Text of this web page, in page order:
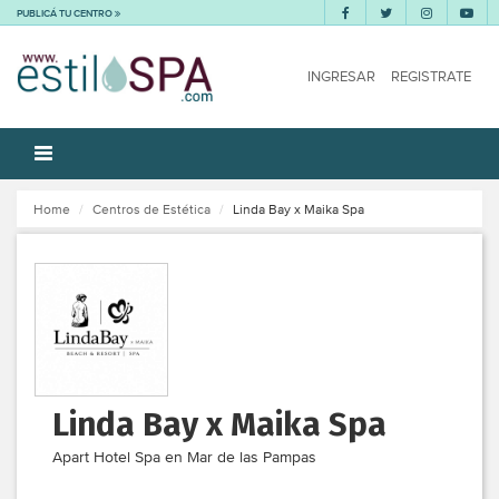
PUBLICÁ TU CENTRO
INGRESAR REGISTRATE
Home Centros de Estética Linda Bay x Maika Spa
Linda Bay x Maika Spa
Apart Hotel Spa en Mar de las Pampas